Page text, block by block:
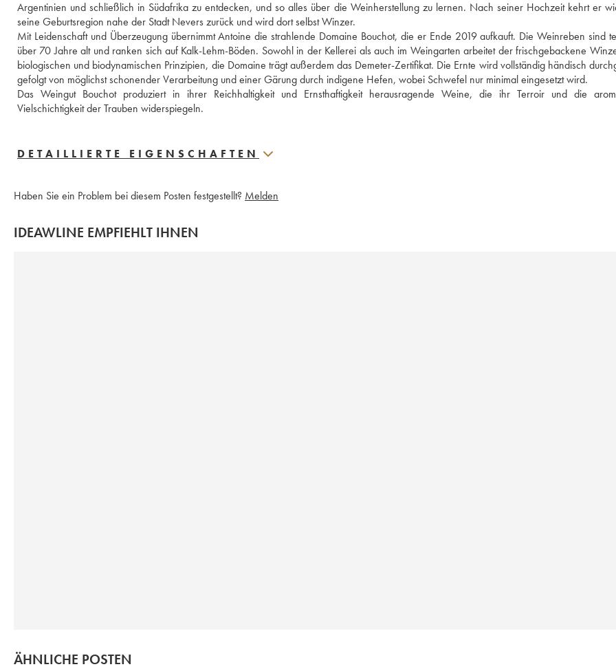
Argentinien und schließlich in Südafrika zu entdecken, und so alles über die Weinherstellung zu lernen. Nach seiner Hochzeit kehrt er
seine Geburtsregion nahe der Stadt Nevers zurück und wird dort selbst Winzer.
Mit Leidenschaft und Überzeugung übernimmt Antoine die strahlende Domaine Bouchot, die er Ende 2019 aufkauft. Die Weinreben sind
über 70 Jahre alt und ranken sich auf Kalk-Lehm-Böden. Sowohl in der Kellerei als auch im Weingarten arbeitet der frischgebackene
biologischen und biodynamischen Prinzipien, die Domaine trägt außerdem das Demeter-Zertifikat. Die Ernte wird vollständig händisch
gefolgt von möglichst schonender Verarbeitung und einer Gärung durch indigene Hefen, wobei Schwefel nur minimal eingesetzt wird.
Das Weingut Bouchot produziert in ihrer Reichhaltigkeit und Ernsthaftigkeit herausragende Weine, die ihr Terroir und die
Vielschichtigkeit der Trauben widerspiegeln.
DETAILLIERTE EIGENSCHAFTEN
Haben Sie ein Problem bei diesem Posten festgestellt? Melden
IDEAWLINE EMPFIEHLT IHNEN
ÄHNLICHE POSTEN